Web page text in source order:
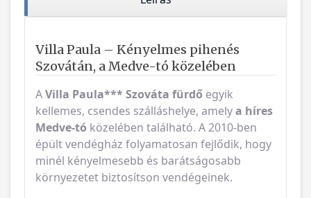
Villa Paula – Kényelmes pihenés
Szovátán, a Medve-tó közelében
AVilla Paula*** Szováta fürdő egyik
kellemes, csendes szálláshelye, amelya híres
Medve-tó közelében található. A 2010-ben
épült vendégház folyamatosan fejlődik, hogy
minél kényelmesebb és barátságosabb
környezetet biztosítson vendégeinek.